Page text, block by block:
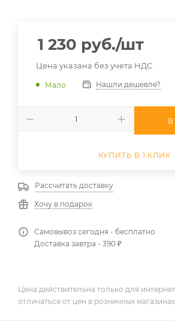
1 230 руб./шт
Цена указана без учета НДС
Мало Нашли дешевле?
КУПИТЬ В 1 КЛИК
Рассчитать доставку
Хочу в подарок
Самовывоз сегодня - бесплатно
Доставка завтра - 390 ₽
Цена действительна только для
отличаться от цен в розничных магазинах